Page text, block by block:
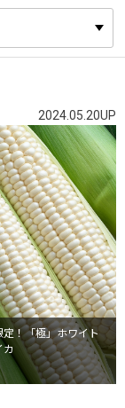
！「極」ホワイト
カ
2024.05.20UP